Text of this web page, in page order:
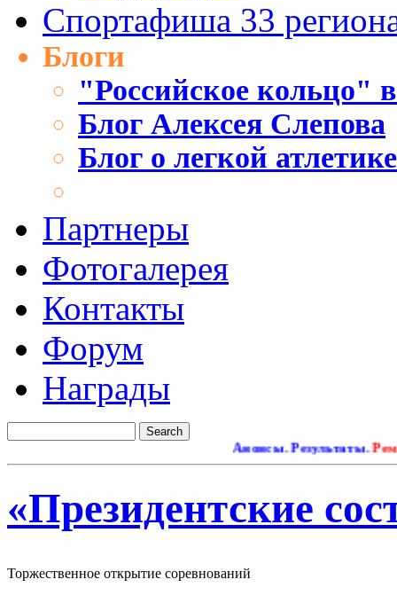
Спортафиша 33
Блоги
"Российское кольцо"
Блог Алексея Слепова
Блог о легкой
Партнеры
Фотогалерея
Контакты
Форум
Награды
Анонсы. Результаты.Ремонт
«Президентские
Торжественное открытие соревнований